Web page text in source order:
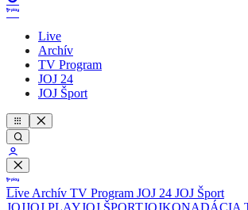
Live
Archív
TV Program
JOJ 24
JOJ Šport
Live Archív TV Program JOJ 24 JOJ Šport
JOJJOJ PLAYJOJ ŠPORTJOJKONADÁCIA